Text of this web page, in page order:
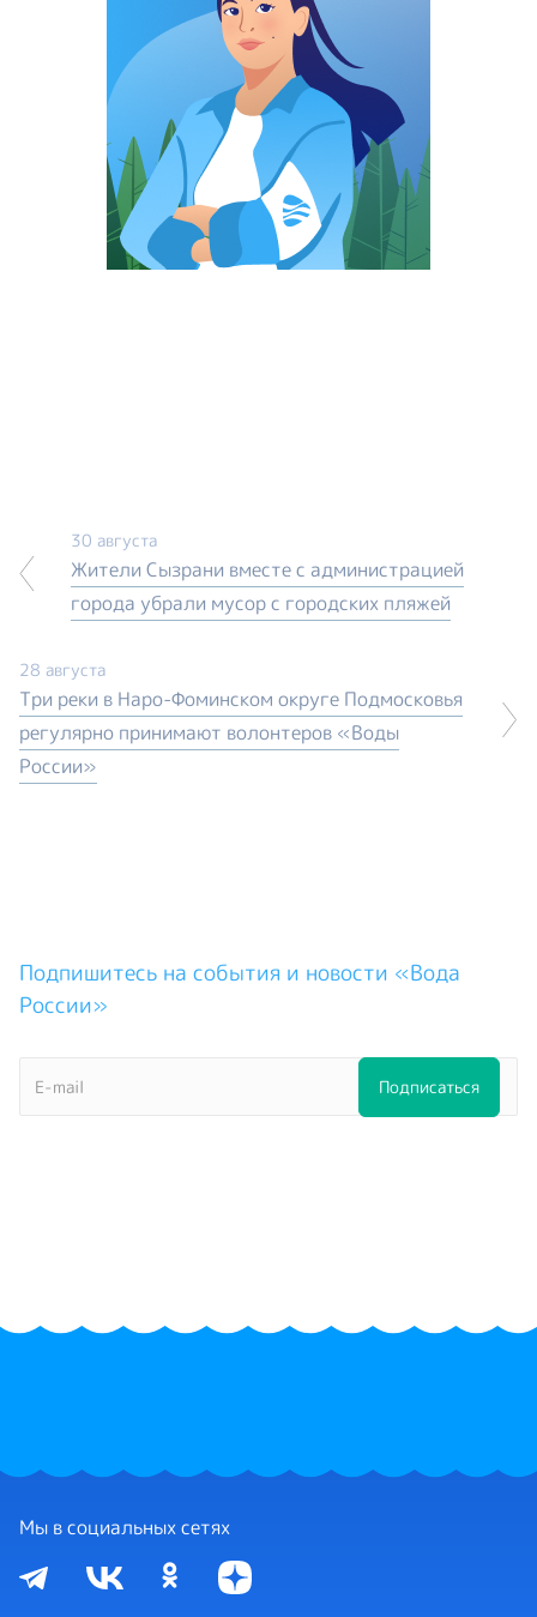
30 августа
Жители Сызрани вместе с администрацией
города убрали мусор с городских пляжей
28 августа
Три реки в Наро-Фоминском округе Подмосковья
регулярно принимают волонтеров «Воды
России»
Подпишитесь на события и новости «Вода
России»
Мы в социальных сетях